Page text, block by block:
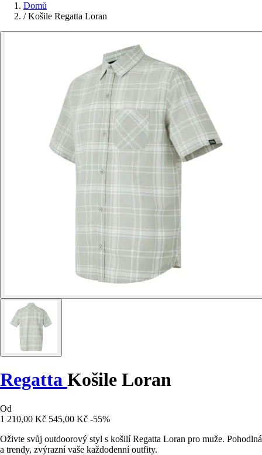
Domů
/ Košile Regatta Loran
Regatta Košile Loran
Od
1 210,00 Kč 545,00 Kč -55%
Oživte svůj outdoorový styl s košilí Regatta Loran pro muže. Pohodlná
a trendy, zvýrazní vaše každodenní outfity.